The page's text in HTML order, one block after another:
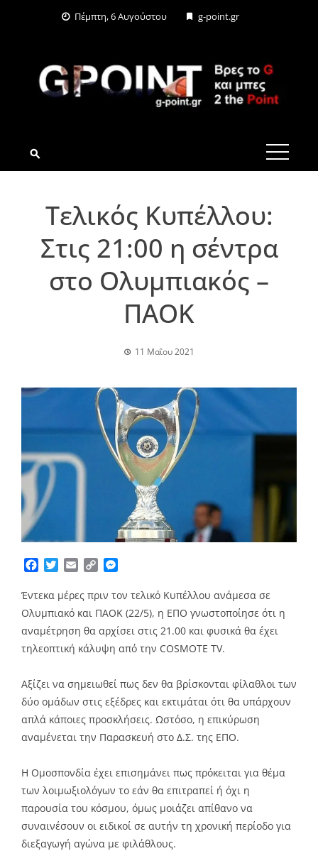
Πέμπτη, 6 Αυγούστου g-point.gr
G-POINT.GR
Τελικός Κυπέλλου:
Στις 21:00 η σέντρα
στο Ολυμπιακός –
ΠΑΟΚ
11 Μαΐου 2021
Facebook
TwitterEmailCopy
Έντεκα μέρες πριν τον τελικό Κυπέλλου ανάμεσα σε
Ολυμπιακό και ΠΑΟΚ (22/5), η ΕΠΟ γνωστοποίησε ότι η
αναμέτρηση θα αρχίσει στις 21.00 και φυσικά θα έχει
τηλεοπτική κάλυψη από την COSMOTE TV.
Αξίζει να σημειωθεί πως δεν θα βρίσκονται φίλαθλοι των
δύο ομάδων στις εξέδρες και εκτιμάται ότι θα υπάρχουν
απλά κάποιες προσκλήσεις. Ωστόσο, η επικύρωση
αναμένεται την Παρασκευή στο Δ.Σ. της ΕΠΟ.
Η Ομοσπονδία έχει επισημάνει πως πρόκειται για θέμα
των λοιμωξιολόγων το εάν θα επιτραπεί ή όχι η
παρουσία του κόσμου, όμως μοιάζει απίθανο να
συναινέσουν οι ειδικοί σε αυτήν τη χρονική περίοδο για
διεξαγωγή αγώνα με φιλάθλους.